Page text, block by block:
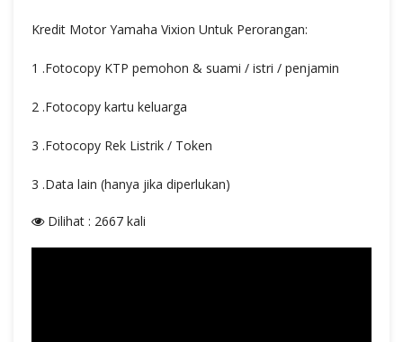
Kredit Motor Yamaha Vixion Untuk Perorangan:
1 .Fotocopy KTP pemohon & suami / istri / penjamin
2 .Fotocopy kartu keluarga
3 .Fotocopy Rek Listrik / Token
3 .Data lain (hanya jika diperlukan)
Dilihat : 2667 kali